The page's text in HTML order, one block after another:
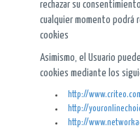
rechazar su
cualquier momento podrá
cookies
Asimismo, el Usuario
cookies mediante los
http://
http://
http://